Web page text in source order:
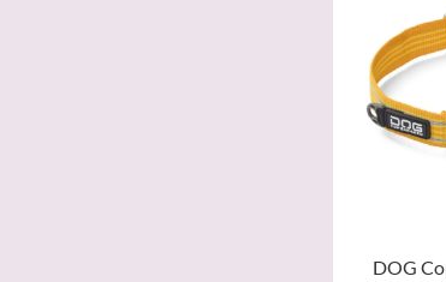
DOG